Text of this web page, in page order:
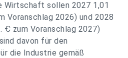
Wirtschaft sollen 2027 1,01
Voranschlag 2026) und 2028
Ꞓ zum Voranschlag 2027)
davon für den
die Industrie gemäß